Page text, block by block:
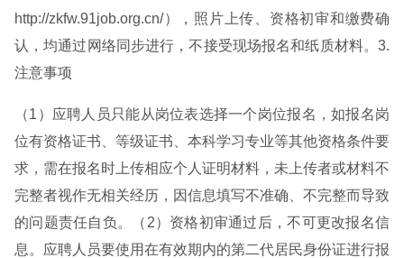
http://zkfw.91job.org.cn/），照片上传、资格初审和缴费确
认，均通过网络同步进行，不接受现场报名和纸质材料。3.
注意事项
（1）应聘人员只能从岗位表选择一个岗位报名，如报名岗
位有资格证书、等级证书、本科学习专业等其他资格条件要
求，需在报名时上传相应个人证明材料，未上传者或材料不
完整者视作无相关经历，因信息填写不准确、不完整而导致
的问题责任自负。（2）资格初审通过后，不可更改报名信
息。应聘人员要使用在有效期内的第二代居民身份证进行报